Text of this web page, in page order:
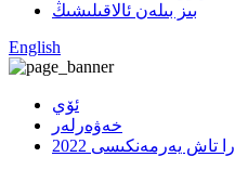
بىز بىلەن ئالاقىلىشىڭ
English
ئۆي
خەۋەرلەر
يەرمەنكىسى 2022